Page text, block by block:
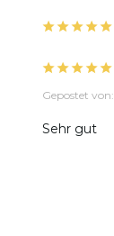
Gepostet von:
Sehr gut